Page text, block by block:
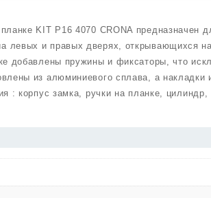
(KIT
P16
4070
CRONA)
SN
KIT P16 4070 CRONA предназначен
левых и правых дверях, открывающихся
добавлены пружины и фиксаторы, что
из алюминиевого сплава, а
: корпус замка, ручки на планке,